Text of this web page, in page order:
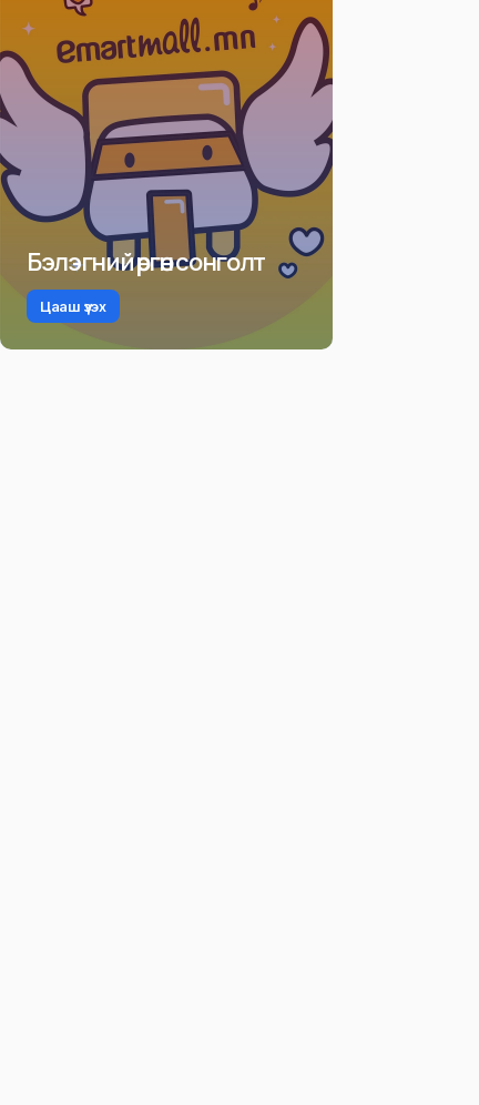
Бэлэгний өргөн сонголт
Цааш үзэх